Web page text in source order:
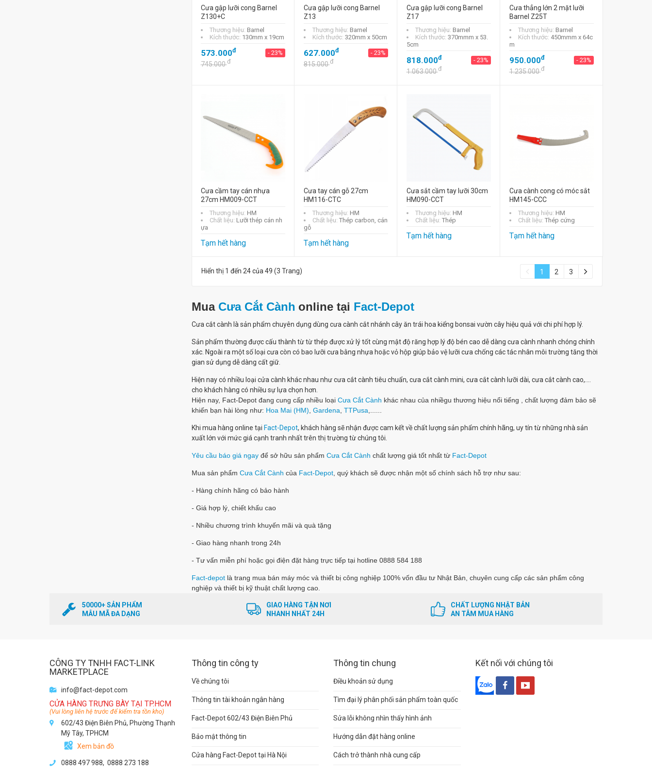
Cưa gập lưỡi cong Barnel
Z130+C
Thương hiệu: Barnel
Kích thước: 130mm x 19cm
573.000đ - 23%
745.000đ
Cưa gập lưỡi cong Barnel
Z13
Thương hiệu: Barnel
Kích thước: 320mm x 50cm
627.000đ - 23%
815.000đ
Cưa gập lưỡi cong Barnel
Z17
Thương hiệu: Barnel
Kích thước: 370mmm x 53.
5cm
818.000đ - 23%
1.063.000đ
Cưa thẳng lớn 2 mặt lưỡi
Barnel Z25T
Thương hiệu: Barnel
Kích thước: 450mmm x 64c
m
950.000đ - 23%
1.235.000đ
Cưa cầm tay cán nhựa
27cm HM009-CCT
Thương hiệu: HM
Chất liệu: Lưỡi thép cán nh
ựa
Tạm hết hàng
Cưa tay cán gỗ 27cm
HM116-CTC
Thương hiệu: HM
Chất liệu: Thép carbon, cán
gỗ
Tạm hết hàng
Cưa sắt cầm tay lưỡi 30cm
HM090-CCT
Thương hiệu: HM
Chất liệu: Thép
Tạm hết hàng
Cưa cành cong có móc sắt
HM145-CCC
Thương hiệu: HM
Chất liệu: Thép cứng
Tạm hết hàng
Hiển thị 1 đến 24 của 49 (3 Trang) 1 2 3
Mua Cưa Cắt Cành online tại Fact-Depot
Cưa cắt cành là sản phẩm chuyên dụng dùng cưa cành cắt nhánh cây ăn trái hoa kiểng bonsai vườn cây hiệu quả với chi phí hợp lý.
Sản phẩm thường được cấu thành từ từ thép được xử lý tốt cùng mật độ răng hợp lý độ bén cao dễ dàng cưa cành nhanh chóng chính
xác. Ngoài ra một số loại cưa còn có bao lưỡi cưa bằng nhựa hoặc vỏ hộp giúp bảo vệ lưỡi cưa chống các tác nhân môi trường tăng thời
gian sử dụng dễ dàng cất giữ.
Hiện nay có nhiều loại cửa cành khác nhau như cưa cắt cành tiêu chuẩn, cưa cắt cành mini, cưa cắt cành lưỡi dài, cưa cắt cành cao,....
cho khách hàng có nhiều sự lựa chọn hơn.
Hiện nay, Fact-Depot đang cung cấp nhiều loại Cưa Cắt Cành khác nhau của nhiềgu thương hiệu nổi tiếng , chất lượng đảm bảo sẽ
khiến bạn hài lòng như: Hoa Mai (HM) Gardena TTPusa
Khi mua hàng online tại Fact-Depot, khách hàng sẽ nhận được cam kết về chất lượng sản phẩm chính hãng, uy tín từ những nhà sản
xuất lớn với mức giá cạnh tranh nhất trên thị trường từ chúng tôi.
Yêu cầu báo giá ngayđể sở hữu sản phẩm Cưa Cắt Cành chất lượng giá tốt nhất từ Fact-Depot
Mua sản phẩm Cưa Cắt Cành của Fact-Depot, quý khách sẽ được nhận một số chính sách hỗ trợ như sau:
- Hàng chính hãng có bảo hành
- Giá hợp lý, chiết khấu cao
- Nhiều chương trình khuyến mãi và quà tặng
- Giao hàng nhanh trong 24h
- Tư vấn miễn phí hoặc gọi điện đặt hàng trực tiếp tại hotline 0888 584 188
Fact-depotlà trang mua bán máy móc và thiết bị công nghiệp100% vốn đầu tư Nhật Bản, chuyên cung cấp các sản phẩm công
nghiệp và thiết bị kỹ thuật chất lượng cao.
50000+ SẢN PHẨM
MẪU MÃ ĐA DẠNG
GIAO HÀNG TẬN NƠI
NHANH NHẤT 24H
CHẤT LƯỢNG NHẬT BẢN
AN TÂM MUA HÀNG
CÔNG TY TNHH FACT-LINK
MARKETPLACE
info@fact-depot.com
CỬA HÀNG TRƯNG BÀY TẠI TP.HCM
(Vui lòng liên hệ trước để kiểm tra tồn kho)
602/43 Điện Biên Phủ, Phường Thạnh
Mỹ Tây, TPHCM
Xem bản đồ
0888 497 988, 0888 273 188
Thông tin công ty
Về chúng tôi
Thông tin tài khoản ngân hàng
Fact-Depot 602/43 Điện Biên Phủ
Bảo mật thông tin
Cửa hàng Fact-Depot tại Hà Nội
Thông tin chung
Điều khoản sử dụng
Tìm đại lý phân phối sản phẩm toàn quốc
Sửa lỗi không nhìn thấy hình ảnh
Hướng dẫn đặt hàng online
Cách trở thành nhà cung cấp
Kết nối với chúng tôi